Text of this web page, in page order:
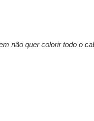
não quer colorir todo o